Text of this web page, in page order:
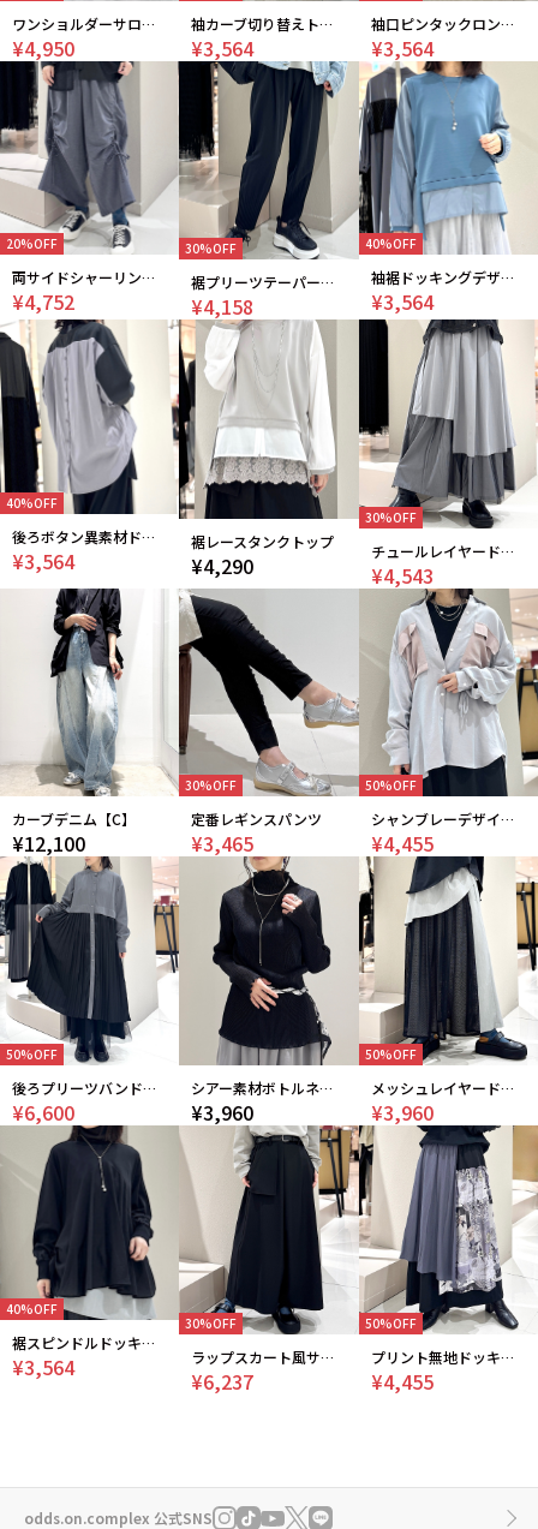
ワンショルダーサロペット
¥4,950
袖カーブ切り替えトップス
¥3,564
袖口ピンタックロングテールチュニック
¥3,564
20%OFF
両サイドシャーリングパンツ
¥4,752
30%OFF
裾プリーツテーパードパンツ
¥4,158
40%OFF
袖裾ドッキングデザインカットソー
¥3,564
40%OFF
後ろボタン異素材ドッキングカットソー
¥3,564
裾レースタンクトップ
¥4,290
30%OFF
チュールレイヤードワイドパンツ
¥4,543
カーブデニム【C】
¥12,100
30%OFF
定番レギンスパンツ
¥3,465
50%OFF
シャンブレーデザインシャツ
¥4,455
50%OFF
後ろプリーツバンドカラーワンピース
¥6,600
シアー素材ボトルネックインナー
¥3,960
50%OFF
メッシュレイヤードパンツ
¥3,960
40%OFF
裾スピンドルドッキングカットソー
¥3,564
30%OFF
ラップスカート風サルエルパンツ
¥6,237
50%OFF
プリント無地ドッキングワイドパンツ
¥4,455
odds.on.complex 公式SNS